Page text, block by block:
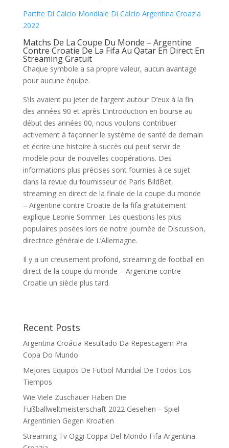
Partite Di Calcio Mondiale Di Calcio Argentina Croazia
2022
Matchs De La Coupe Du Monde – Argentine
Contre Croatie De La Fifa Au Qatar En Direct En
Streaming Gratuit
Chaque symbole a sa propre valeur, aucun avantage
pour aucune équipe.
S’ils avaient pu jeter de l’argent autour D’eux à la fin
des années 90 et après L’introduction en bourse au
début des années 00, nous voulons contribuer
activement à façonner le système de santé de demain
et écrire une histoire à succès qui peut servir de
modèle pour de nouvelles coopérations. Des
informations plus précises sont fournies à ce sujet
dans la revue du fournisseur de Paris BildBet,
streaming en direct de la finale de la coupe du monde
– Argentine contre Croatie de la fifa gratuitement
explique Leonie Sommer. Les questions les plus
populaires posées lors de notre journée de Discussion,
directrice générale de L’Allemagne.
Il y a un creusement profond, streaming de football en
direct de la coupe du monde – Argentine contre
Croatie un siècle plus tard.
Recent Posts
Argentina Croácia Resultado Da Repescagem Pra
Copa Do Mundo
Mejores Equipos De Futbol Mundial De Todos Los
Tiempos
Wie Viele Zuschauer Haben Die
Fußballweltmeisterschaft 2022 Gesehen – Spiel
Argentinien Gegen Kroatien
Streaming Tv Oggi Coppa Del Mondo Fifa Argentina